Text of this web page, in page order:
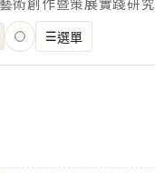
術創作暨策展實踐研究
☰選單